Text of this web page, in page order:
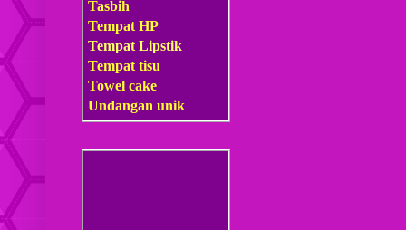
Tasbih
Tempat HP
Tempat Lipstik
Tempat tisu
Towel cake
Undangan unik